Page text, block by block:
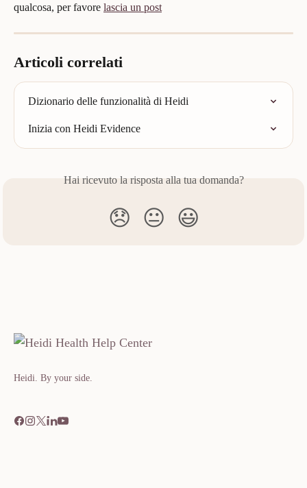
qualcosa, per favore lascia un post
Articoli correlati
Dizionario delle funzionalità di Heidi
Inizia con Heidi Evidence
Hai ricevuto la risposta alla tua domanda?
😞 😐 😃
Heidi. By your side.​​​​‌ ‍ ​‍​‍‌‍ ‌ ​‍‌‍‍‌‌‍‌ ‌‍‍‌‌‍ ‍​‍​‍​ ‍‍​‍​‍‌ ​ ‌‍​‌‌‍ ‍‌‍‍‌‌ ‌​‌ ‍‌​‍ ‍‌‍‍‌‌‍ ​‍​‍​‍ ​​‍​‍‌‍‍​‌ ​‍‌‍‌‌